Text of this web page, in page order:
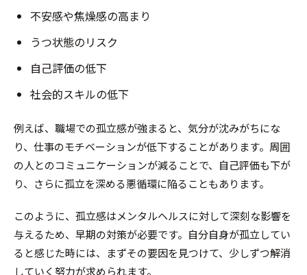
不安感や焦燥感の高まり
うつ状態のリスク
自己評価の低下
社会的スキルの低下
例えば、職場での孤立感が強まると、気分が沈みがちにな
り、仕事のモチベーションが低下することがあります。周囲
の人とのコミュニケーションが減ることで、自己評価も下が
り、さらに孤立を深める悪循環に陥ることもあります。
このように、孤立感はメンタルヘルスに対して深刻な影響を
与えるため、早期の対策が必要です。自分自身が孤立してい
ると感じた時には、まずその要因を見つけて、少しずつ解消
していく努力が求められます。